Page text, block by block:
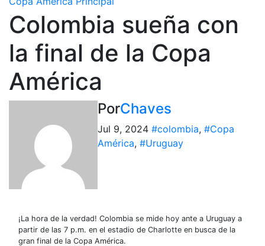
Colombia sueña con
la final de la Copa
América
PorChaves
Jul 9, 2024 #colombia, #Copa
América, #Uruguay
¡La hora de la verdad! Colombia se mide hoy ante a Uruguay a
partir de las 7 p.m. en el estadio de Charlotte en busca de la
gran final de la Copa América.